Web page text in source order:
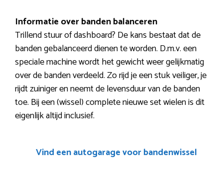
Informatie over banden balanceren
Trillend stuur of dashboard? De kans bestaat dat de
banden gebalanceerd dienen te worden. D.m.v. een
speciale machine wordt het gewicht weer gelijkmatig
over de banden verdeeld. Zo rijd je een stuk veiliger, je
rijdt zuiniger en neemt de levensduur van de banden
toe. Bij een (wissel) complete nieuwe set wielen is dit
eigenlijk altijd inclusief.
Vind een autogarage voor bandenwissel